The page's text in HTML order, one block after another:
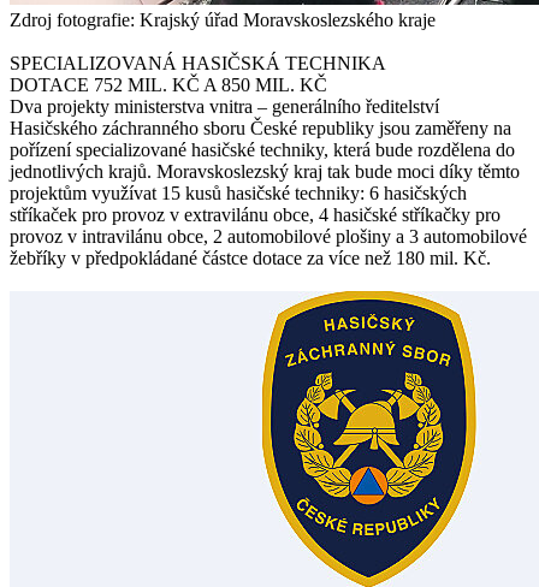
Zdroj fotografie: Krajský úřad Moravskoslezského kraje
SPECIALIZOVANÁ HASIČSKÁ TECHNIKA
DOTACE 752 MIL. KČ A 850 MIL. KČ
Dva projekty ministerstva vnitra – generálního ředitelství
Hasičského záchranného sboru České republiky jsou zaměřeny na
pořízení specializované hasičské techniky, která bude rozdělena do
jednotlivých krajů. Moravskoslezský kraj tak bude moci díky těmto
projektům využívat 15 kusů hasičské techniky: 6 hasičských
stříkaček pro provoz v extravilánu obce, 4 hasičské stříkačky pro
provoz v intravilánu obce, 2 automobilové plošiny a 3 automobilové
žebříky v předpokládané částce dotace za více než 180 mil. Kč.